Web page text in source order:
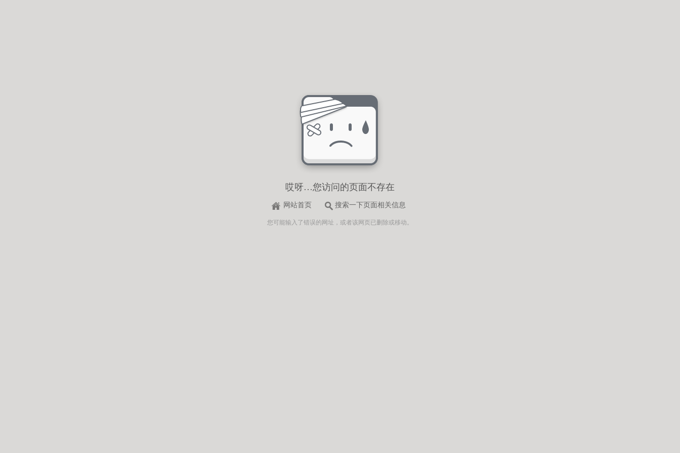
哎呀…您访问的页面不存在
网站首页 搜索一下页面相关信息
您可能输入了错误的网址，或者该网页已删除或移动。